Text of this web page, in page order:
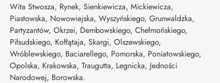
Wita Stwosza, Rynek, Sienkiewicza, Mickiewicza,
Piastowska, Nowowiejska, Wyszyńskiego, Grunwaldzka,
Partyzantów, Okrzei, Dembowskiego, Chełmońskiego,
Piłsudskiego, Kołłątaja, Skargi, Olszewskiego,
Wróblewskiego, Baciarellego, Pomorska, Poniatowskiego,
Opolska, Krakowska, Traugutta, Legnicka, Jedności
Narodowej, Borowska.